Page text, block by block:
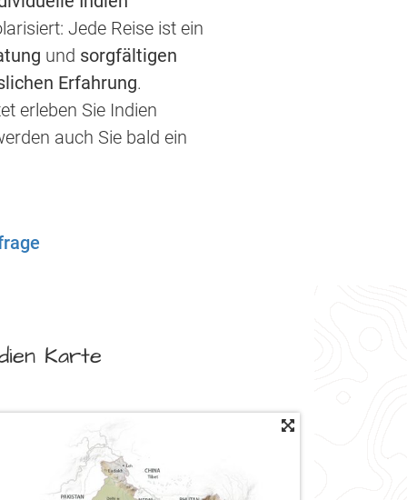
Jede Reise ist ein
und sorgfältigen
Erfahrung.
erleben Sie Indien
auch Sie bald ein
Karte